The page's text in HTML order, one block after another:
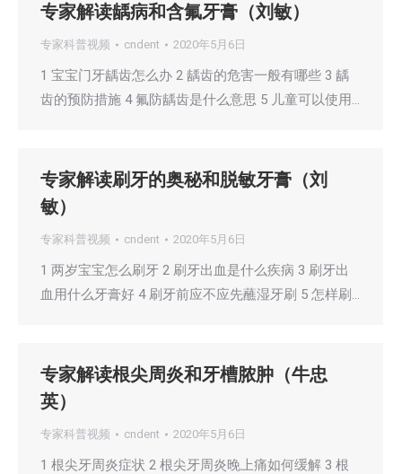
专家解读龋病和含氟牙膏（刘敏）
专家科普视频 cndent 2020年5月6日
1 宝宝门牙龋齿怎么办 2 龋齿的危害一般有哪些 3 龋
齿的预防措施 4 氟防龋齿是什么意思 5 儿童可以使用…
专家解读刷牙的奥秘和脱敏牙膏（刘
敏）
专家科普视频 cndent 2020年5月6日
1 两岁宝宝怎么刷牙 2 刷牙出血是什么疾病 3 刷牙出
血用什么牙膏好 4 刷牙前应不应先蘸湿牙刷 5 怎样刷…
专家解读根尖周炎和牙槽脓肿（牛忠
英）
专家科普视频 cndent 2020年5月6日
1 根尖牙周炎症状 2 根尖牙周炎晚上痛如何缓解 3 根